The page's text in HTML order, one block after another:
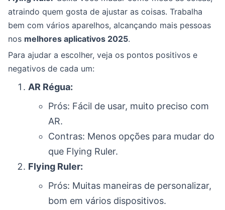
atraindo quem gosta de ajustar as coisas. Trabalha
bem com vários aparelhos, alcançando mais pessoas
nos melhores aplicativos 2025.
Para ajudar a escolher, veja os pontos positivos e
negativos de cada um:
AR Régua:
Prós: Fácil de usar, muito preciso com
AR.
Contras: Menos opções para mudar do
que Flying Ruler.
Flying Ruler:
Prós: Muitas maneiras de personalizar,
bom em vários dispositivos.